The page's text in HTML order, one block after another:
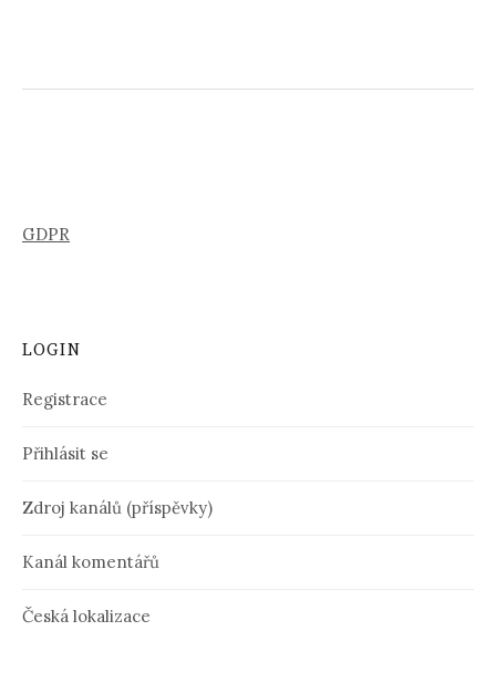
GDPR
LOGIN
Registrace
Přihlásit se
Zdroj kanálů (příspěvky)
Kanál komentářů
Česká lokalizace